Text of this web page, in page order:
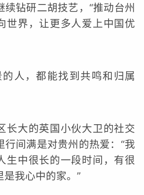
续钻研二胡技艺，“推动台州
世界，让更多人爱上中国优
人，都能找到共鸣和归属
长大的英国小伙大卫的社交
行间满是对贵州的热爱：“我
生中很长的一段时间，有很
我心中的家。”